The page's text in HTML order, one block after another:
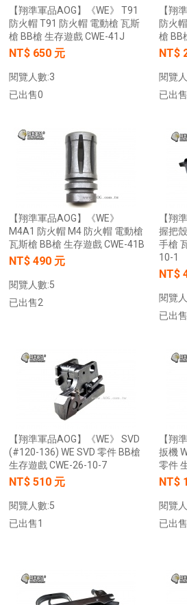
【翔準AOG】SNA Pink Venom GBB
瓦斯手槍 粉紅毒液 特仕版 CNC 日本
MARUI 系統 含裝飾彈 清脆滑套 送
情人節
NT$12800元
【翔準軍品AOG】《WE》 T91
防火帽 T91 防火帽 電動槍 瓦斯
槍 BB槍 生存遊戲 CWE-41J
NT$ 650 元
閱覽人數:3
已出售0
加入購物車
【翔
防火
槍 BB
NT$
閱覽
已出
【翔準軍品AOG】《WE》
M4A1 防火帽 M4 防火帽 電動槍
瓦斯槍 BB槍 生存遊戲 CWE-41B
NT$ 490 元
閱覽人數:5
已出售2
【翔
握把
手槍
10-1
NT$
閱覽
已出
【翔準軍品AOG】《WE》 SVD
(#120-136) WE SVD 零件 BB槍
生存遊戲 CWE-26-10-7
NT$ 510 元
閱覽人數:5
已出售1
【翔
扳機
零件
NT$
閱覽
已出